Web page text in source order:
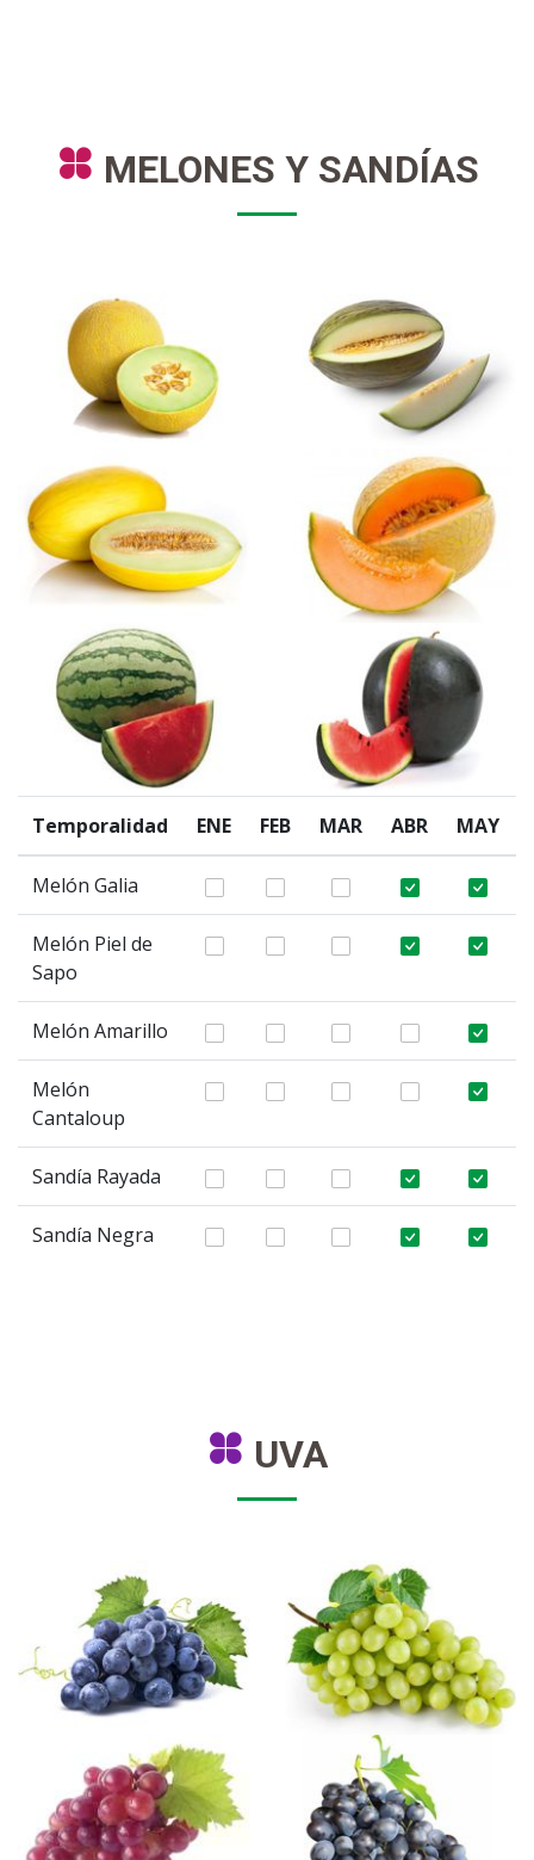
MELONES Y SANDÍAS
Temporalidad ENE FEB MAR ABR MAY
Melón Galia
Melón Piel de
Sapo
Melón Amarillo
Melón
Cantaloup
Sandía Rayada
Sandía Negra
UVA